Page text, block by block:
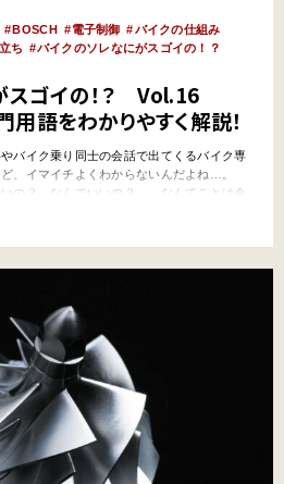
BOSCH 電子制御
バイクの仕組み
ち
バイクのソレなにがスゴイの！？
スゴイの！？ Vol.16
用語をわかりやすく解説！
バイク乗り同士の会話で出てくるバイク専
、イマイチよくわからないんだよね…。
いの？ なんでいいの？」…なんてことは今
をわかりやすく解説していくこのコーナ
み方はそのままアイ・エ…